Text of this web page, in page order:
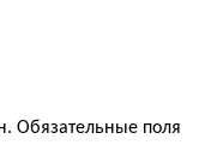
Обязательные поля